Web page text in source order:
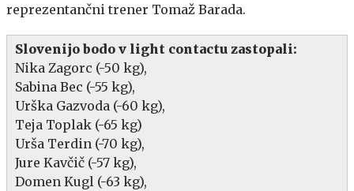
reprezentančni trener Tomaž Barada.
Slovenijo bodo v light contactu zastopali:
Nika Zagorc (-50 kg),
Sabina Bec (-55 kg),
Urška Gazvoda (-60 kg),
Teja Toplak (-65 kg)
Urša Terdin (-70 kg),
Jure Kavčič (-57 kg),
Domen Kugl (-63 kg),